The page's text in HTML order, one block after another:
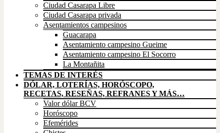
Ciudad Casarapa Libre
Ciudad Casarapa privada
Asentamientos campesinos
Guacarapa
Asentamiento campesino Gueime
Asentamiento campesino El Socorro
La Montañita
TEMAS DE INTERÉS
DÓLAR, LOTERÍAS, HORÓSCOPO,
RECETAS, RESEÑAS, REFRANES Y MÁS…
Valor dólar BCV
Horóscopo
Efemérides